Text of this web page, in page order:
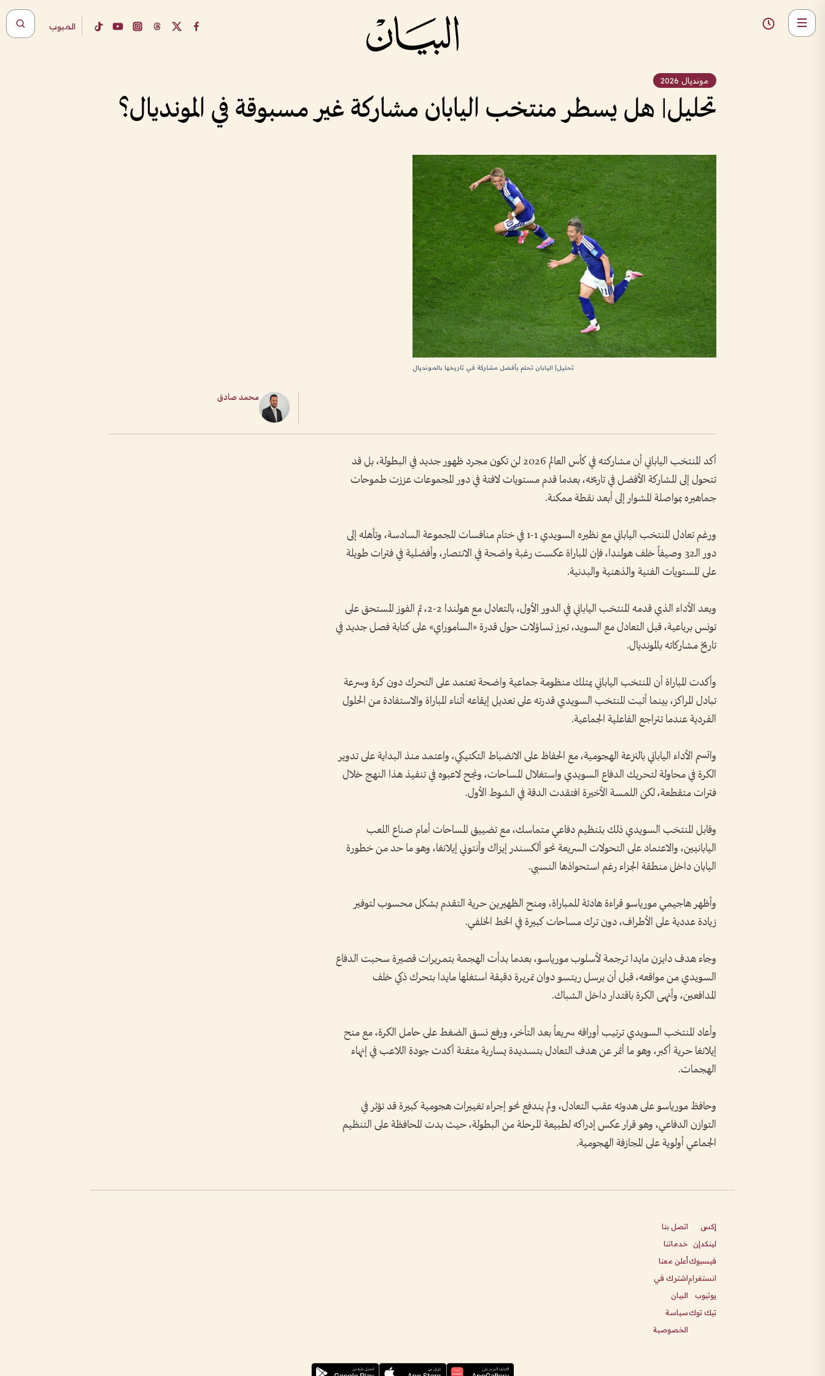
المبوب
مونديال 2026
تحليل| هل يسطر منتخب اليابان مشاركة غير مسبوقة في المونديال؟
تحليل| اليابان تحلم بأفضل مشاركة في تاريخها بالمونديال
محمد صادق
أكد المنتخب الياباني أن مشاركته في كأس العالم 2026 لن تكون مجرد ظهور جديد في البطولة، بل قد
تتحول إلى المشاركة الأفضل في تاريخه، بعدما قدم مستويات لافتة في دور المجموعات عززت طموحات
جماهيره بمواصلة المشوار إلى أبعد نقطة ممكنة.
ورغم تعادل المنتخب الياباني مع نظيره السويدي 1-1 في ختام منافسات المجموعة السادسة، وتأهله إلى
دور الـ32 وصيفاً خلف هولندا، فإن المباراة عكست رغبة واضحة في الانتصار، وأفضلية في فترات طويلة
على المستويات الفنية والذهنية والبدنية.
وبعد الأداء الذي قدمه المنتخب الياباني في الدور الأول، بالتعادل مع هولندا 2-2، ثم الفوز المستحق على
تونس برباعية، قبل التعادل مع السويد، تبرز تساؤلات حول قدرة «الساموراي» على كتابة فصل جديد في
تاريخ مشاركاته بالمونديال.
وأكدت المباراة أن المنتخب الياباني يمتلك منظومة جماعية واضحة تعتمد على التحرك دون كرة وسرعة
تبادل المراكز، بينما أثبت المنتخب السويدي قدرته على تعديل إيقاعه أثناء المباراة والاستفادة من الحلول
الفردية عندما تتراجع الفاعلية الجماعية.
واتسم الأداء الياباني بالنزعة الهجومية، مع الحفاظ على الانضباط التكتيكي، واعتمد منذ البداية على تدوير
الكرة في محاولة لتحريك الدفاع السويدي واستغلال المساحات، ونجح لاعبوه في تنفيذ هذا النهج خلال
فترات متقطعة، لكن اللمسة الأخيرة افتقدت الدقة في الشوط الأول.
وقابل المنتخب السويدي ذلك بتنظيم دفاعي متماسك، مع تضييق المساحات أمام صناع اللعب
اليابانيين، والاعتماد على التحولات السريعة نحو ألكسندر إيزاك وأنتوني إيلانغا، وهو ما حد من خطورة
اليابان داخل منطقة الجزاء رغم استحواذها النسبي.
وأظهر هاجيمي مورياسو قراءة هادئة للمباراة، ومنح الظهيرين حرية التقدم بشكل محسوب لتوفير
زيادة عددية على الأطراف، دون ترك مساحات كبيرة في الخط الخلفي.
وجاء هدف دايزن مايدا ترجمة لأسلوب مورياسو، بعدما بدأت الهجمة بتمريرات قصيرة سحبت الدفاع
السويدي من مواقعه، قبل أن يرسل ريتسو دوان تمريرة دقيقة استغلها مايدا بتحرك ذكي خلف
المدافعين، وأنهى الكرة باقتدار داخل الشباك.
وأعاد المنتخب السويدي ترتيب أوراقه سريعاً بعد التأخر، ورفع نسق الضغط على حامل الكرة، مع منح
إيلانغا حرية أكبر، وهو ما أثمر عن هدف التعادل بتسديدة يسارية متقنة أكدت جودة اللاعب في إنهاء
الهجمات.
وحافظ مورياسو على هدوئه عقب التعادل، ولم يندفع نحو إجراء تغييرات هجومية كبيرة قد تؤثر في
التوازن الدفاعي، وهو قرار عكس إدراكه لطبيعة المرحلة من البطولة، حيث بدت المحافظة على التنظيم
الجماعي أولوية على المجازفة الهجومية.
إكس
لينكدإن
فيسبوك
انستغرام
يوتيوب
تيك توك
اتصل بنا
خدماتنا
أعلن معنا
اشترك في
البيان
سياسة
الخصوصية